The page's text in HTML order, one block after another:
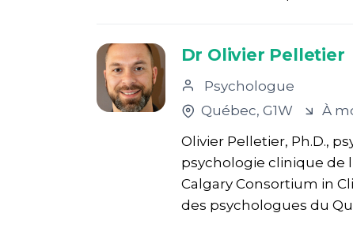
Dr Olivier Pelletier
Psychologue
Québec, G1W
À
Olivier Pelletier, Ph.D.,
psychologie clinique de
Calgary Consortium in
des psychologues du